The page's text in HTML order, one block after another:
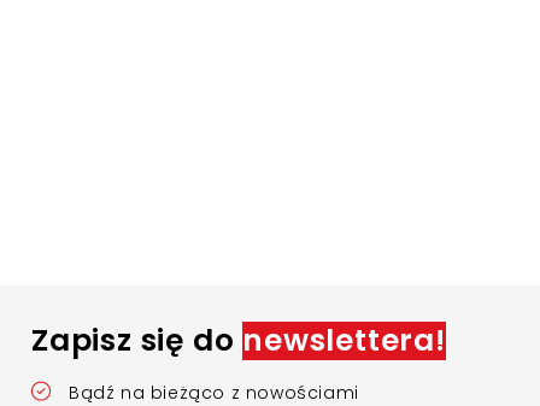
Zapisz się do newslettera!
Bądź na bieżąco z nowościami